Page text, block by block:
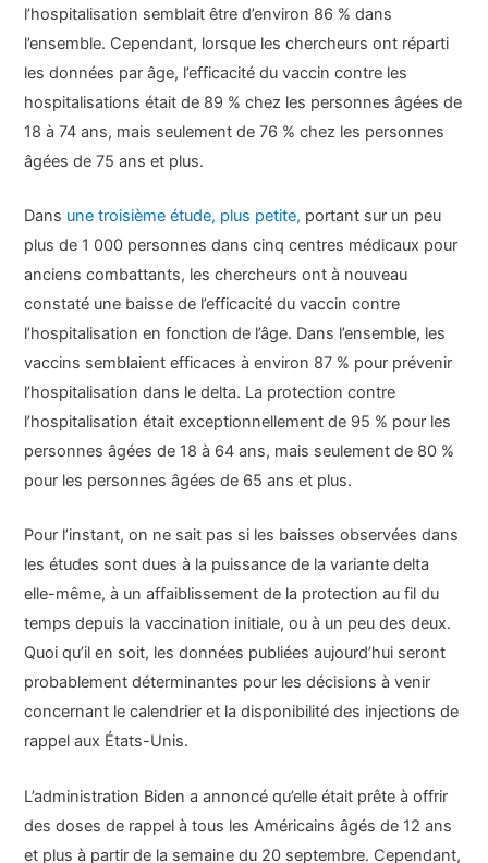
l’hospitalisation semblait être d’environ 86 % dans
l’ensemble. Cependant, lorsque les chercheurs ont réparti
les données par âge, l’efficacité du vaccin contre les
hospitalisations était de 89 % chez les personnes âgées de
18 à 74 ans, mais seulement de 76 % chez les personnes
âgées de 75 ans et plus.
Dans une troisième étude, plus petite, portant sur un peu
plus de 1 000 personnes dans cinq centres médicaux pour
anciens combattants, les chercheurs ont à nouveau
constaté une baisse de l’efficacité du vaccin contre
l’hospitalisation en fonction de l’âge. Dans l’ensemble, les
vaccins semblaient efficaces à environ 87 % pour prévenir
l’hospitalisation dans le delta. La protection contre
l’hospitalisation était exceptionnellement de 95 % pour les
personnes âgées de 18 à 64 ans, mais seulement de 80 %
pour les personnes âgées de 65 ans et plus.
Pour l’instant, on ne sait pas si les baisses observées dans
les études sont dues à la puissance de la variante delta
elle-même, à un affaiblissement de la protection au fil du
temps depuis la vaccination initiale, ou à un peu des deux.
Quoi qu’il en soit, les données publiées aujourd’hui seront
probablement déterminantes pour les décisions à venir
concernant le calendrier et la disponibilité des injections de
rappel aux États-Unis.
L’administration Biden a annoncé qu’elle était prête à offrir
des doses de rappel à tous les Américains âgés de 12 ans
et plus à partir de la semaine du 20 septembre. Cependant,